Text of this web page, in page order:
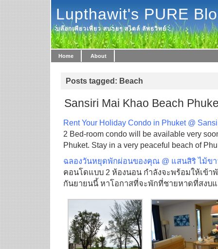
Lupthawit's PURE
บล๊อกเพียวเพียว สบายๆ สไตล์ ลัพธวิทย์
Home About
Posts tagged: Beach
Sansiri Mai Khao Beach
Rent Your Holiday Condo in Phuket @
2 Bed-room condo will be available very
Phuket. Stay in a very peaceful beach of
ฉลองวันหยุดพักผ่อนของคุณ @ แสนสิริ ไม้ข
คอนโดแบบ 2 ห้องนอน กำลังจะพร้อมให้เข้า
กันยายนนี้ หาโอกาสที่จะพักที่ชายหาดที่สงบ